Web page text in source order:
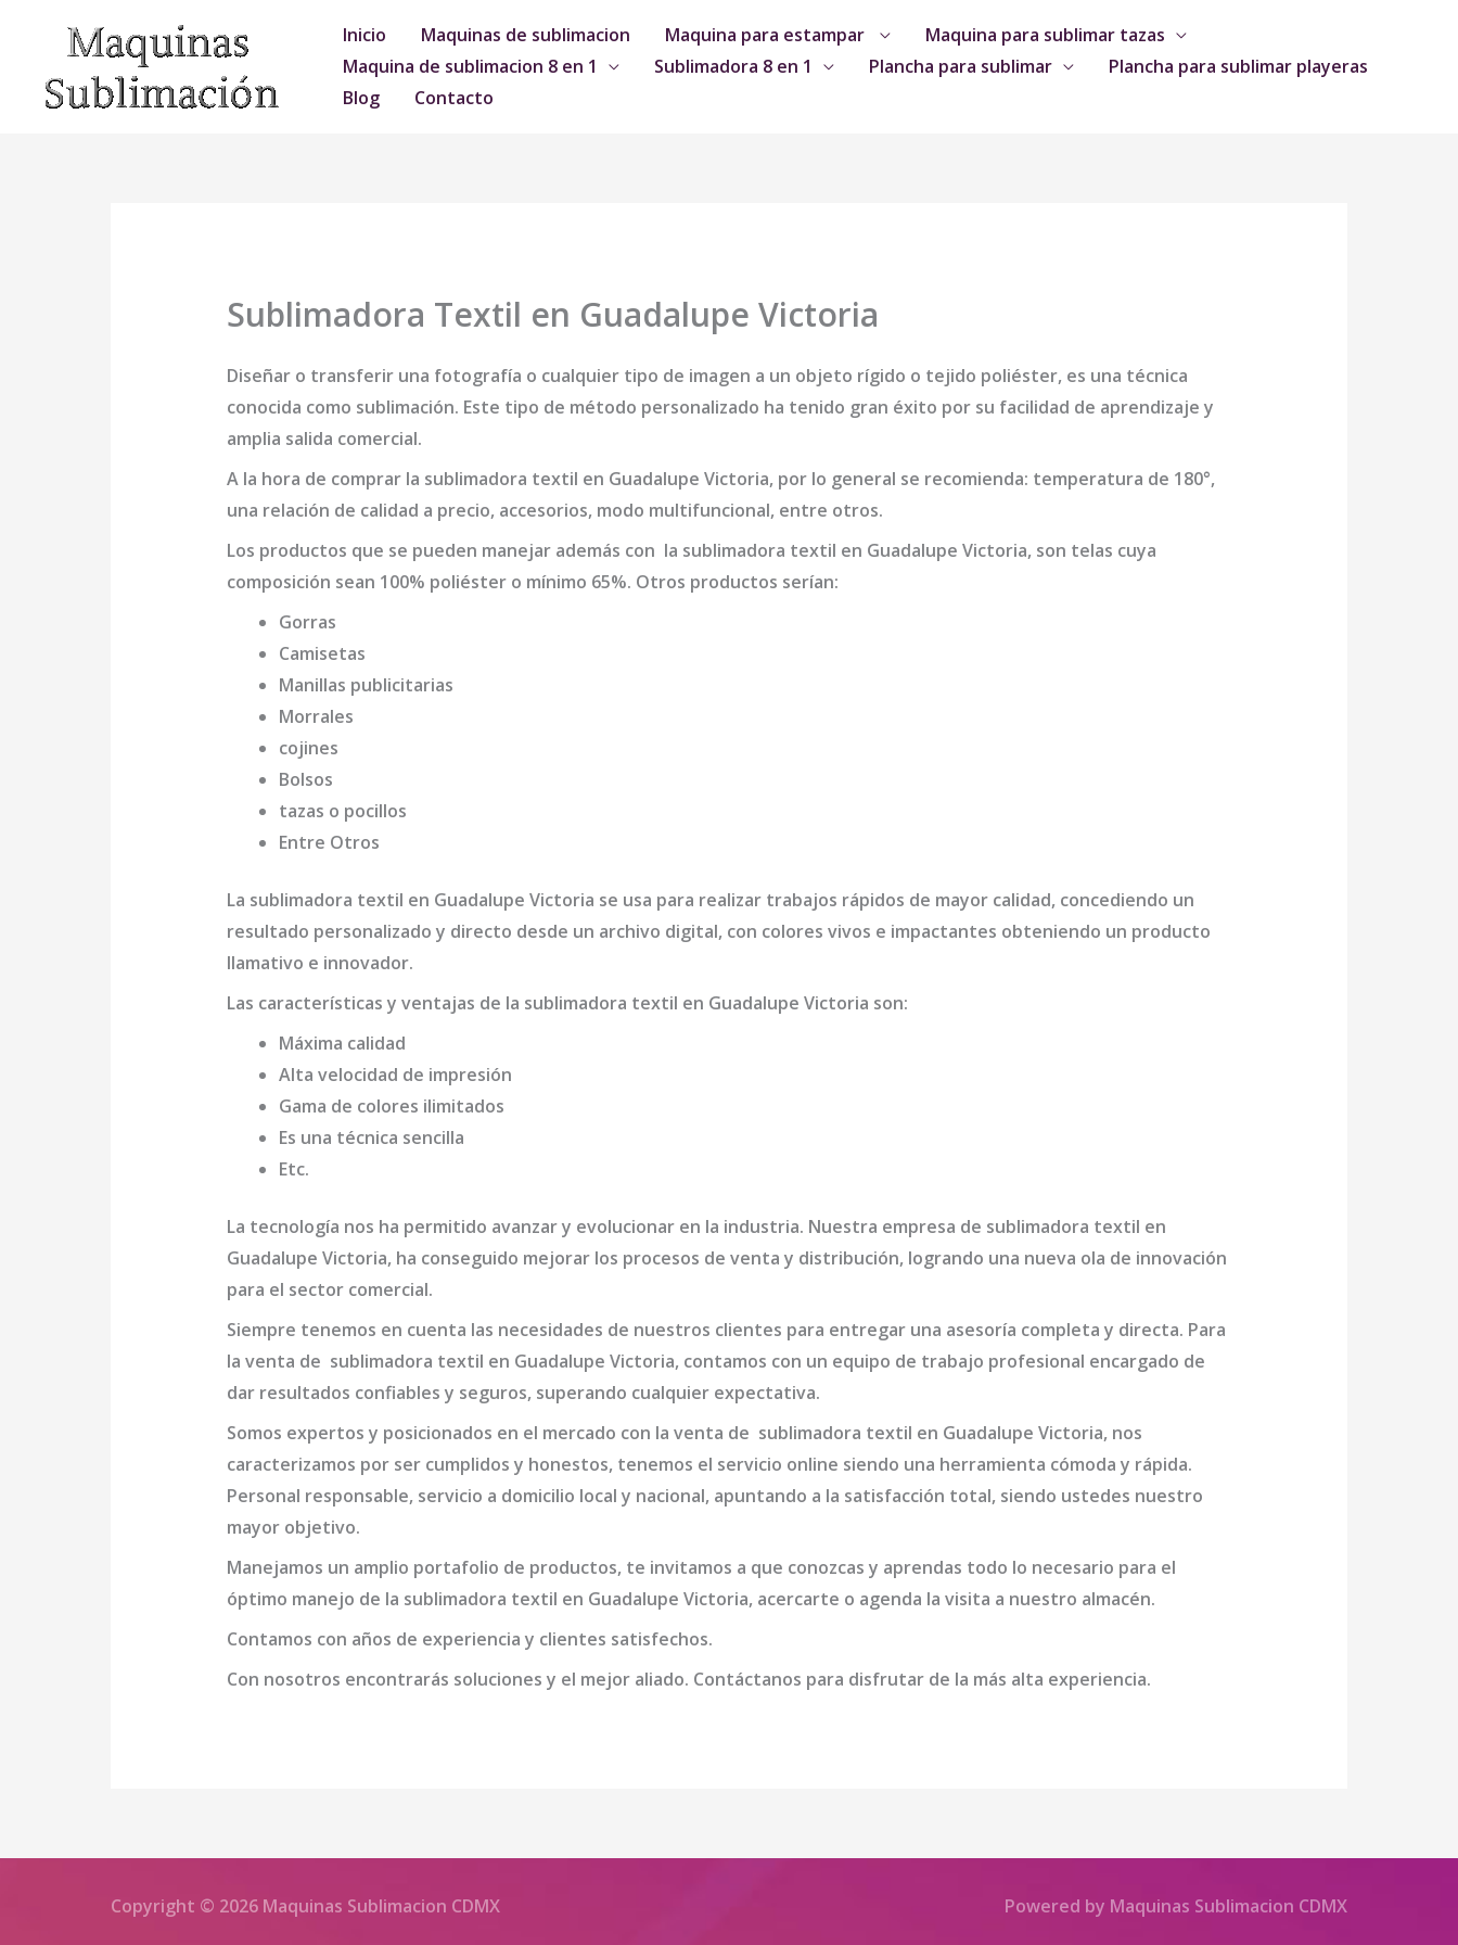
contenido
Inicio Maquinas de sublimacion Maquina para estampar
Maquina para sublimar tazas
Maquina de sublimacion 8 en 1
Sublimadora 8 en 1 Plancha para sublimar
Plancha para sublimar playeras
Blog
Contacto
Sublimadora Textil en Guadalupe Victoria
Diseñar o transferir una fotografía o cualquier tipo de imagen a un objeto rígido o tejido poliéster, es una técnica
conocida como sublimación. Este tipo de método personalizado ha tenido gran éxito por su facilidad de aprendizaje y
amplia salida comercial.
A la hora de comprar la sublimadora textil en Guadalupe Victoria, por lo general se recomienda: temperatura de 180°,
una relación de calidad a precio, accesorios, modo multifuncional, entre otros.
Los productos que se pueden manejar además con la sublimadora textil en Guadalupe Victoria, son telas cuya
composición sean 100% poliéster o mínimo 65%. Otros productos serían:
Gorras
Camisetas
Manillas publicitarias
Morrales
cojines
Bolsos
tazas o pocillos
Entre Otros
La sublimadora textil en Guadalupe Victoria se usa para realizar trabajos rápidos de mayor calidad, concediendo un
resultado personalizado y directo desde un archivo digital, con colores vivos e impactantes obteniendo un producto
llamativo e innovador.
Las características y ventajas de la sublimadora textil en Guadalupe Victoria son:
Máxima calidad
Alta velocidad de impresión
Gama de colores ilimitados
Es una técnica sencilla
Etc.
La tecnología nos ha permitido avanzar y evolucionar en la industria. Nuestra empresa de sublimadora textil en
Guadalupe Victoria, ha conseguido mejorar los procesos de venta y distribución, logrando una nueva ola de innovación
para el sector comercial.
Siempre tenemos en cuenta las necesidades de nuestros clientes para entregar una asesoría completa y directa. Para
la venta de sublimadora textil en Guadalupe Victoria, contamos con un equipo de trabajo profesional encargado de
dar resultados confiables y seguros, superando cualquier expectativa.
Somos expertos y posicionados en el mercado con la venta de sublimadora textil en Guadalupe Victoria, nos
caracterizamos por ser cumplidos y honestos, tenemos el servicio online siendo una herramienta cómoda y rápida.
Personal responsable, servicio a domicilio local y nacional, apuntando a la satisfacción total, siendo ustedes nuestro
mayor objetivo.
Manejamos un amplio portafolio de productos, te invitamos a que conozcas y aprendas todo lo necesario para el
óptimo manejo de la sublimadora textil en Guadalupe Victoria, acercarte o agenda la visita a nuestro almacén.
Contamos con años de experiencia y clientes satisfechos.
Con nosotros encontrarás soluciones y el mejor aliado. Contáctanos para disfrutar de la más alta experiencia.
Copyright © 2026 Maquinas Sublimacion CDMX Powered by Maquinas Sublimacion CDMX